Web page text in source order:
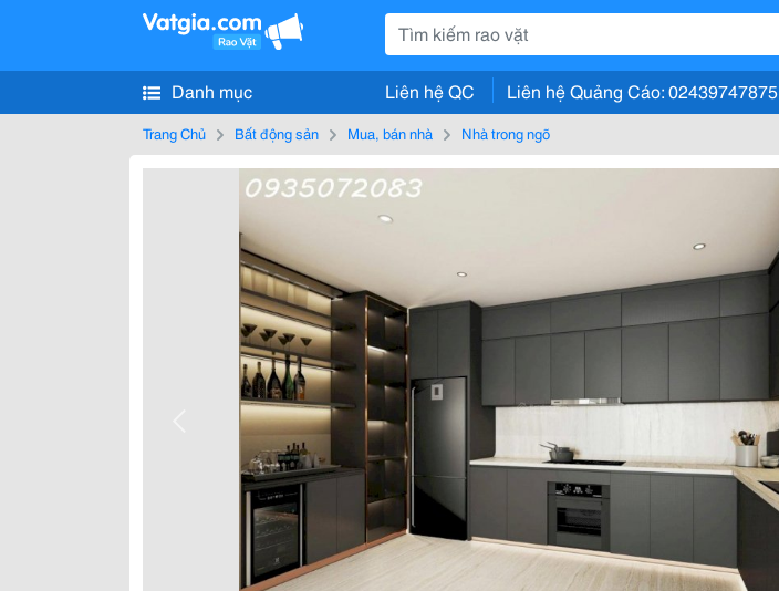
Danh mục Liên hệ QC Liên hệ Quảng Cáo: 02439747875
Trang Chủ Bất động sản Mua, bán nhà Nhà trong ngõ